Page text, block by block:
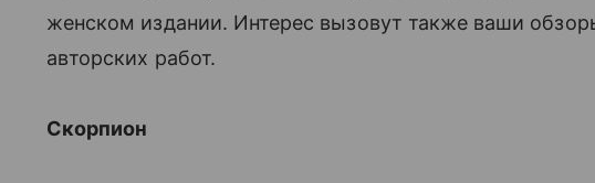
женском издании. Интерес вызовут также ваши
авторских работ.
Скорпион